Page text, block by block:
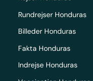
Rundrejser Honduras
Billeder Honduras
Fakta Honduras
Indrejse Honduras